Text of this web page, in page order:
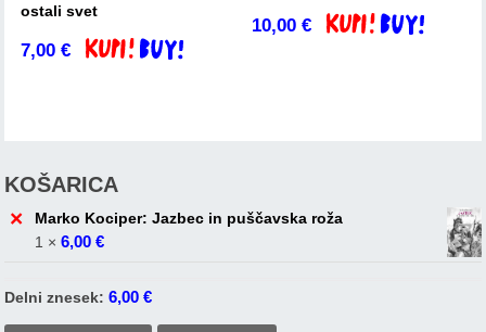
ostali svet
7,00€ Dodaj v košarico
10,00€ Dodaj v košarico
KOŠARICA
×
Marko Kociper: Jazbec in puščavska roža
1 ×6,00€
Delni znesek: 6,00€